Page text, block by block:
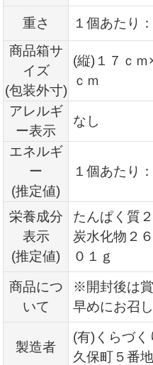
重さ
１個あたり
商品箱サ
イズ
(包装外寸)
(縦)１７ｃｍ
ｃｍ
アレルギ
ー表示
なし
エネルギ
ー
(推定値)
１個あたり
栄養成分
表示
(推定値)
たんぱく質
炭水化物２
０１ｇ
商品につ
いて
※開封後は
早めにお召
製造者
(有)くらづ
久保町５番